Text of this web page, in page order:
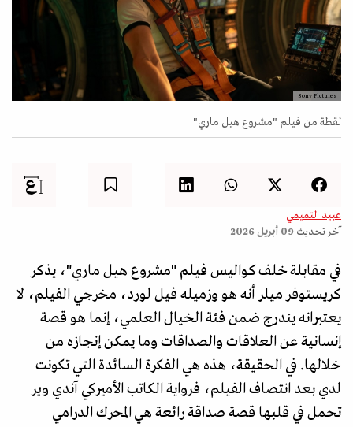
Sony Pictures
لقطة من فيلم "مشروع هيل ماري"
عبيد التميمي
آخر تحديث 09 أبريل 2026
في مقابلة خلف كواليس فيلم "مشروع هيل ماري"، يذكر
كريستوفر ميلر أنه هو وزميله فيل لورد، مخرجي الفيلم، لا
يعتبرانه يندرج ضمن فئة الخيال العلمي، إنما هو قصة
إنسانية عن العلاقات والصداقات وما يمكن إنجازه من
خلالها. في الحقيقة، هذه هي الفكرة السائدة التي تكونت
لدي بعد انتصاف الفيلم، فرواية الكاتب الأميركي آندي وير
تحمل في قلبها قصة صداقة رائعة هي المحرك الدرامي